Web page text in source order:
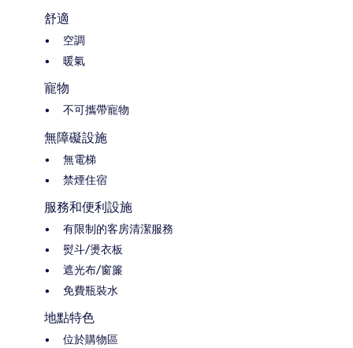
舒適
空調
暖氣
寵物
不可攜帶寵物
無障礙設施
無電梯
禁煙住宿
服務和便利設施
有限制的客房清潔服務
熨斗/燙衣板
遮光布/窗簾
免費瓶裝水
地點特色
位於購物區